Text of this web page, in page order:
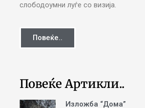
слободоумни луѓе со визија.
Повеќе..
Повеќе Артикли..
Изложба “Дома”